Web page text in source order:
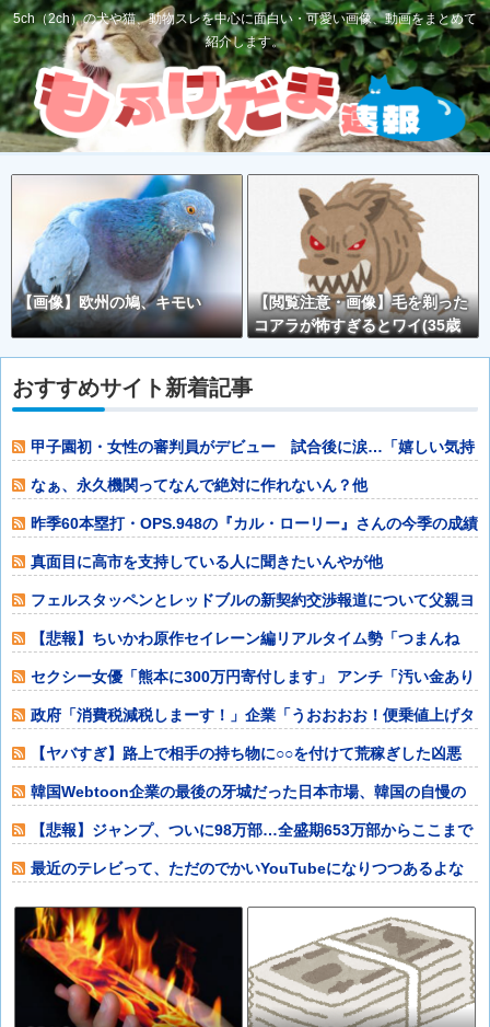
5ch（2ch）の犬や猫、動物スレを中心に面白い・可愛い画像、動画をまとめて
紹介します。
【画像】欧州の鳩、キモい
【閲覧注意・画像】毛を剃った
コアラが怖すぎるとワイ(35歳
おすすめサイト新着記事
甲子園初・女性の審判員がデビュー 試合後に涙…「嬉しい気持
ちと絶対失敗し
なぁ、永久機関ってなんで絶対に作れないん？他
昨季60本塁打・OPS.948の『カル・ローリー』さんの今季の成績
ｗｗｗ
真面目に高市を支持している人に聞きたいんやが他
フェルスタッペンとレッドブルの新契約交渉報道について父親ヨ
スが否定他
【悲報】ちいかわ原作セイレーン編リアルタイム勢「つまんね
え」「ゴミ」「早
セクシー女優「熊本に300万円寄付します」 アンチ「汚い金あり
がとう♥」
政府「消費税減税しまーす！」企業「うおおおお！便乗値上げタ
イムきたっ！減
【ヤバすぎ】路上で相手の持ち物に○○を付けて荒稼ぎした凶悪
犯、捕まる他
韓国Webtoon企業の最後の牙城だった日本市場、韓国の自慢の
種だった某
【悲報】ジャンプ、ついに98万部…全盛期653万部からここまで
落ちる他
最近のテレビって、ただのでかいYouTubeになりつつあるよな